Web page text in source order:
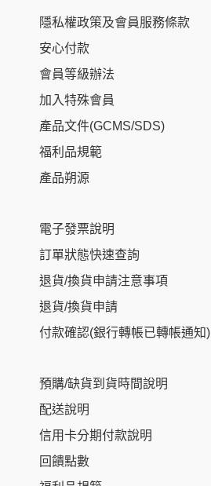
隱私權政策及會員服務條款
安心付款
會員等級辦法
加入特殊會員
產品文件(GCMS/SDS)
福利品規範
產品朔源
電子發票說明
訂單狀態快速查詢
退貨/換貨申請注意事項
退貨/換貨申請
付款確認(銀行轉帳已轉帳通知)
預購/缺貨到貨時間說明
配送說明
信用卡分期付款說明
回饋點數